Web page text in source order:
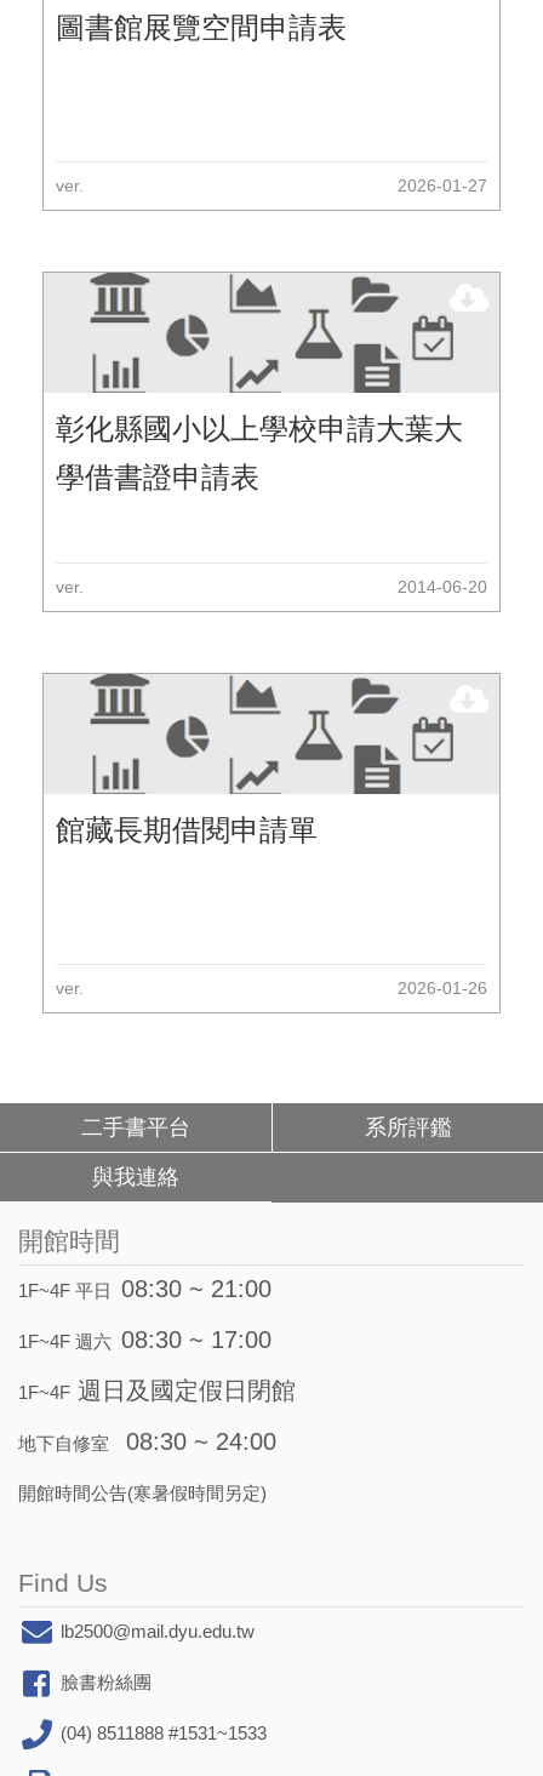
圖書館展覽空間申請表
ver. 2026-01-27
彰化縣國小以上學校申請大葉大
學借書證申請表
ver. 2014-06-20
館藏長期借閱申請單
ver. 2026-01-26
二手書平台 系所評鑑
與我連絡
開館時間
1F~4F 平日 08:30 ~ 21:00
1F~4F 週六 08:30 ~ 17:00
1F~4F 週日及國定假日閉館
地下自修室 08:30 ~ 24:00
開館時間公告(寒暑假時間另定)
Find Us
lb2500@mail.dyu.edu.tw
臉書粉絲團
(04) 8511888 #1531~1533